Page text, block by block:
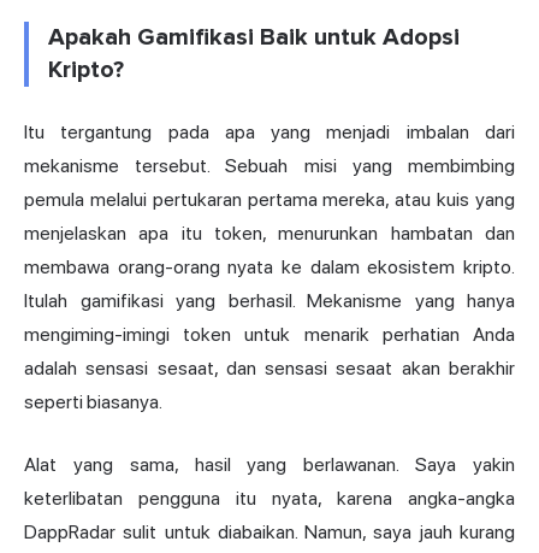
Apakah Gamifikasi Baik untuk Adopsi
Kripto?
Itu tergantung pada apa yang menjadi imbalan dari
mekanisme tersebut. Sebuah misi yang membimbing
pemula melalui pertukaran pertama mereka, atau kuis yang
menjelaskan apa itu token, menurunkan hambatan dan
membawa orang-orang nyata ke dalam ekosistem kripto.
Itulah gamifikasi yang berhasil. Mekanisme yang hanya
mengiming-imingi token untuk menarik perhatian Anda
adalah sensasi sesaat, dan sensasi sesaat akan berakhir
seperti biasanya.
Alat yang sama, hasil yang berlawanan. Saya yakin
keterlibatan pengguna itu nyata, karena angka-angka
DappRadar sulit untuk diabaikan. Namun, saya jauh kurang